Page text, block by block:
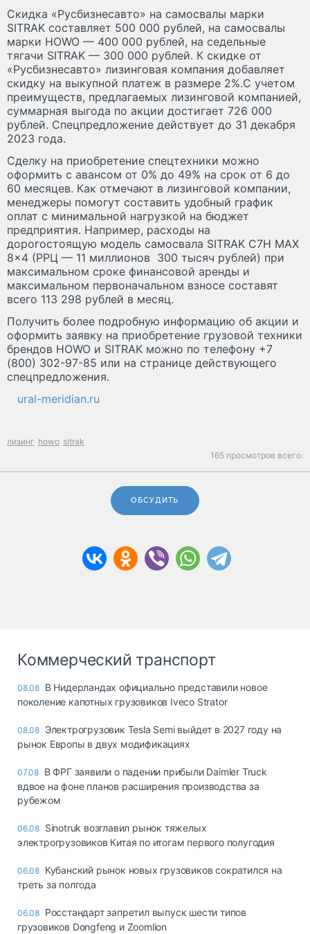
Скидка «Русбизнесавто» на самосвалы марки
SITRAK составляет 500 000 рублей, на самосвалы
марки HOWO — 400 000 рублей, на седельные
тягачи SITRAK — 300 000 рублей. К скидке от
«Русбизнесавто» лизинговая компания добавляет
скидку на выкупной платеж в размере 2%.С учетом
преимуществ, предлагаемых лизинговой компанией,
суммарная выгода по акции достигает 726 000
рублей. Спецпредложение действует до 31 декабря
2023 года.
Сделку на приобретение спецтехники можно
оформить с авансом от 0% до 49% на срок от 6 до
60 месяцев. Как отмечают в лизинговой компании,
менеджеры помогут составить удобный график
оплат с минимальной нагрузкой на бюджет
предприятия. Например, расходы на
дорогостоящую модель самосвала SITRAK C7H MAX
8×4 (РРЦ — 11 миллионов 300 тысяч рублей) при
максимальном сроке финансовой аренды и
максимальном первоначальном взносе составят
всего 113 298 рублей в месяц.
Получить более подробную информацию об акции и
оформить заявку на приобретение грузовой техники
брендов HOWO и SITRAK можно по телефону +7
(800) 302-97-85 или на странице действующего
спецпредложения.
ural-meridian.ru
лизинг howo sitrak
165 просмотров всего.
ОБСУДИТЬ
Коммерческий транспорт
08.08 В Нидерландах официально представили новое
поколение капотных грузовиков Iveco Strator
08.08 Электрогрузовик Tesla Semi выйдет в 2027 году на
рынок Европы в двух модификациях
07.08 В ФРГ заявили о падении прибыли Daimler Truck
вдвое на фоне планов расширения производства за
рубежом
06.08 Sinotruk возглавил рынок тяжелых
электрогрузовиков Китая по итогам первого полугодия
06.08 Кубанский рынок новых грузовиков сократился на
треть за полгода
06.08 Росстандарт запретил выпуск шести типов
грузовиков Dongfeng и Zoomlion